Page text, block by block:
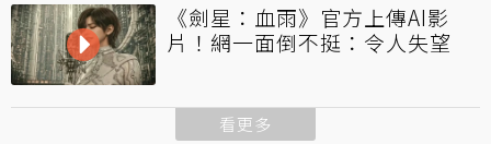
《劍星：血雨》官方上傳AI影
片！網一面倒不挺：令人失望
看更多